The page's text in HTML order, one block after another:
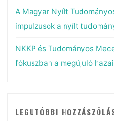
A Magyar Nyílt
impulzusok a nyílt
NKKP és Tudományos
fókuszban a megújuló
LEGUTÓBBI